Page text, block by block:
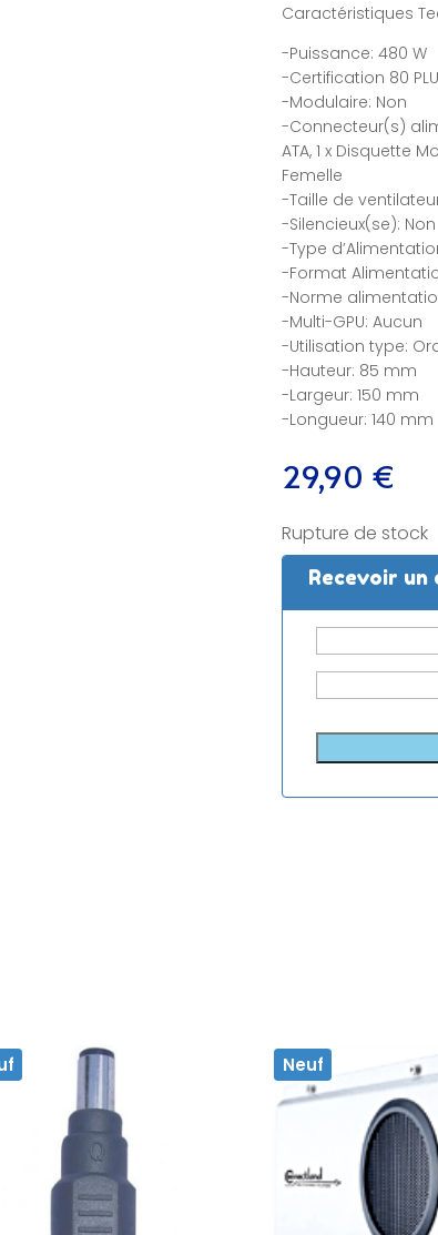
Caractéristiques
-Puissance: 480 W
-Certification 80
-Modulaire: Non
-Connecteur(s)
ATA, 1 x Disquette
Femelle
-Taille de
-Silencieux(se): Non
-Type
-Format
-Norme
-Multi-GPU: Aucun
-Utilisation type:
-Hauteur: 85 mm
-Largeur: 150 mm
-Longueur: 140 mm
29,90 €
Rupture de stock
Recevoir
Neuf